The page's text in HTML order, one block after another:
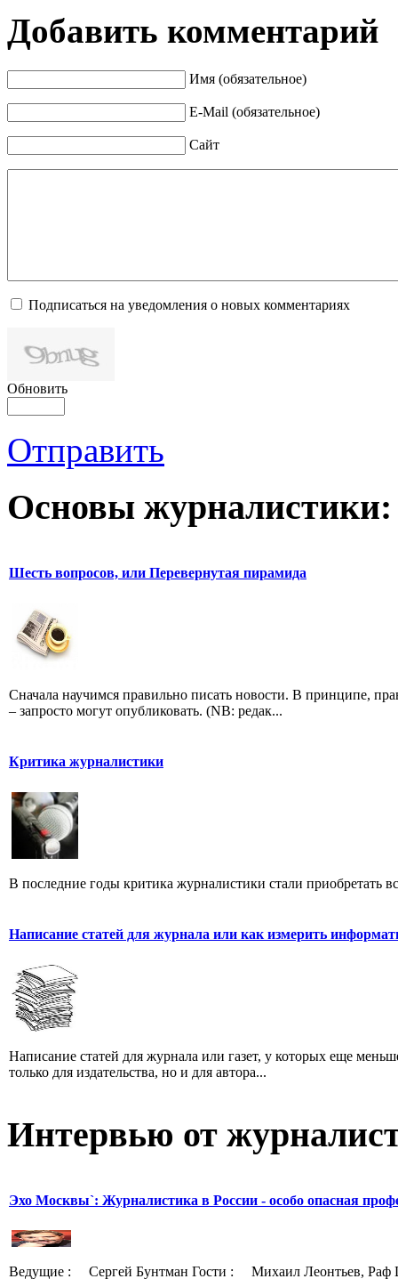
Добавить комментарий
Имя (обязательное)
E-Mail (обязательное)
Сайт
Подписаться на уведомления о новых комментариях
Обновить
Отправить
Основы журналистики:
Шесть вопросов, или Перевернутая пирамида
Сначала научимся правильно писать новости. В принципе,
– запросто могут опубликовать. (NB: редак...
Критика журналистики
В последние годы критика журналистики стали приобретать
Написание статей для журнала или как измерить
Написание статей для журнала или газет, у которых еще
только для издательства, но и для автора...
Интервью от
Эхо Москвы`: Журналистика в России - особо опасная
Ведущие : Сергей Бунтман Гости : Михаил Леонтьев, Раф